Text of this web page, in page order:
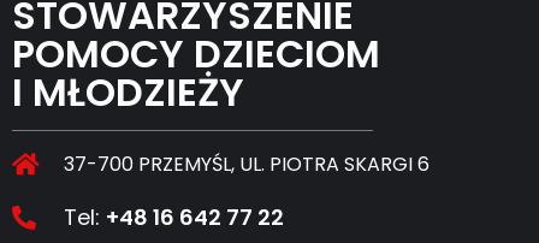
STOWARZYSZENIE
POMOCY DZIECIOM
I MŁODZIEŻY
37-700 PRZEMYŚL, UL. PIOTRA SKARGI 6
Tel: +48 16 642 77 22